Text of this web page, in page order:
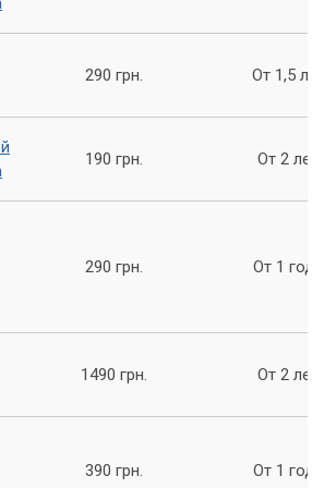
процессора в BIOS
такая проблема на практике: когда
самого системного блока не
воздуху внутри него, из-
перегреваются и срабатывает защита
имеет малую мощность или
290 грн. От 1,5 лет
190 грн. От 2 лет
290 грн. От 1 года
1490 грн. От 2 лет
390 грн. От 1 года